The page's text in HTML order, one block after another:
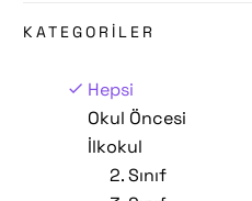
KATEGORILER
Hepsi
Okul Öncesi
İlkokul
2. Sınıf